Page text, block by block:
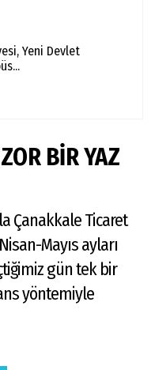
Yeni Devlet
BİR YAZ
Çanakkale Ticaret
Mayıs ayları
gün tek bir
yöntemiyle